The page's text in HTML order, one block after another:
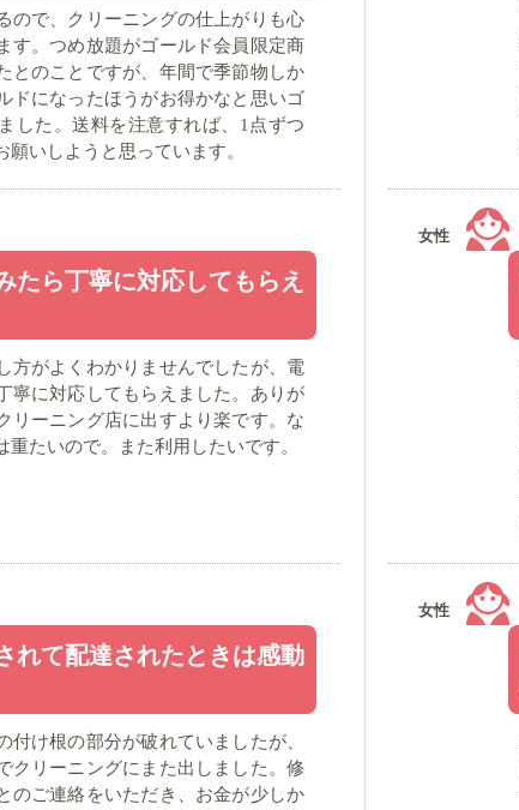
ので、クリーニングの仕上がりも心
す。つめ放題がゴールド会員限定商
とのことですが、年間で季節物しか
ドになったほうがお得かなと思いゴ
した。送料を注意すれば、1点ずつ
願いしようと思っています。
たら丁寧に対応してもらえ
方がよくわかりませんでしたが、電
寧に対応してもらえました。ありが
リーニング店に出すより楽です。な
重たいので。また利用したいです。
女性
れて配達されたときは感動
付け根の部分が破れていましたが、
クリーニングにまた出しました。修
のご連絡をいただき、お金が少しか
女性